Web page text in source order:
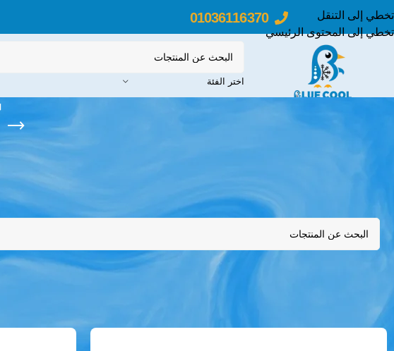
تخطي إلى التنقل
تخطي إلى المحتوى الرئيسي
01036116370
اختر الفئة